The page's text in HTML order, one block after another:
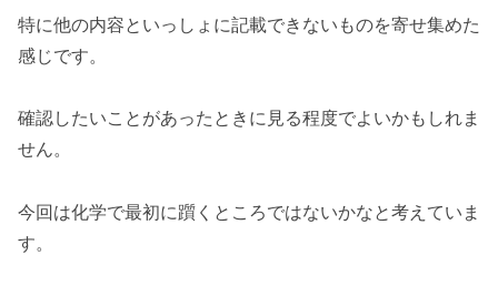
特に他の内容といっしょに記載できないものを寄せ集めた
感じです。
確認したいことがあったときに見る程度でよいかもしれま
せん。
今回は化学で最初に躓くところではないかなと考えていま
す。